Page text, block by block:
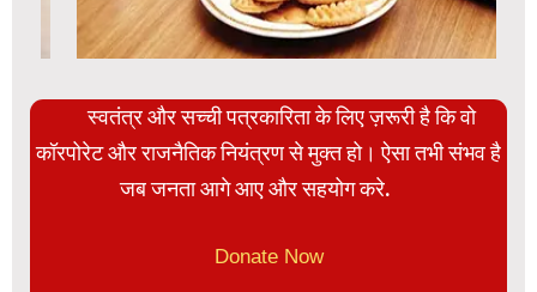
स्वतंत्र और सच्ची पत्रकारिता के लिए ज़रूरी है कि वो
कॉरपोरेट और राजनैतिक नियंत्रण से मुक्त हो। ऐसा तभी संभव है
जब जनता आगे आए और सहयोग करे.
Donate Now